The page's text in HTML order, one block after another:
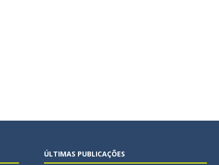
ÚLTIMAS PUBLICAÇÕES